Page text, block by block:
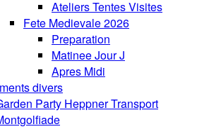
Ateliers Tentes Visites
Fete Medievale 2026
Preparation
Matinee Jour J
Apres Midi
divers
Party Heppner Transport